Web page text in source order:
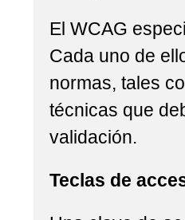
El WCAG
Cada uno de
normas, tales
técnicas que
validación.
Teclas de